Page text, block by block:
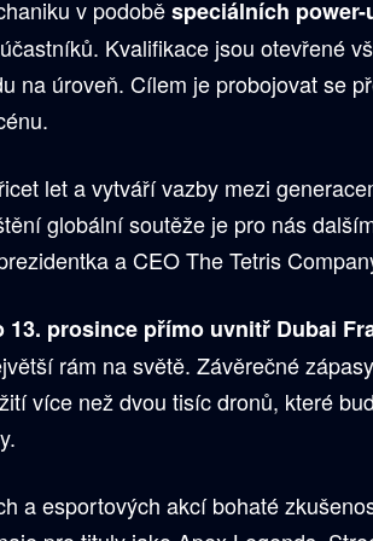
v podoběspeciálních power-
Kvalifikace jsou otevřené
na úroveň. Cílem je probojovat se
let a vytváří vazby mezi
globální soutěže je pro nás
a CEO The Tetris
13. prosince přímo uvnitř Dubai
rám na světě. Závěrečné zápasy
více než dvou tisíc dronů, které
a esportových akcí bohaté